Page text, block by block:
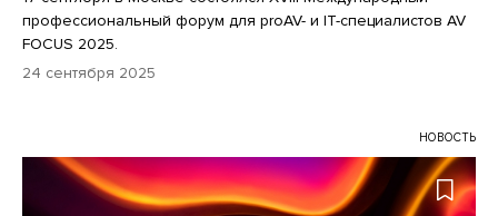
профессиональный форум для proAV- и IT-специалистов AV
FOCUS 2025.
24 сентября 2025
НОВОСТЬ